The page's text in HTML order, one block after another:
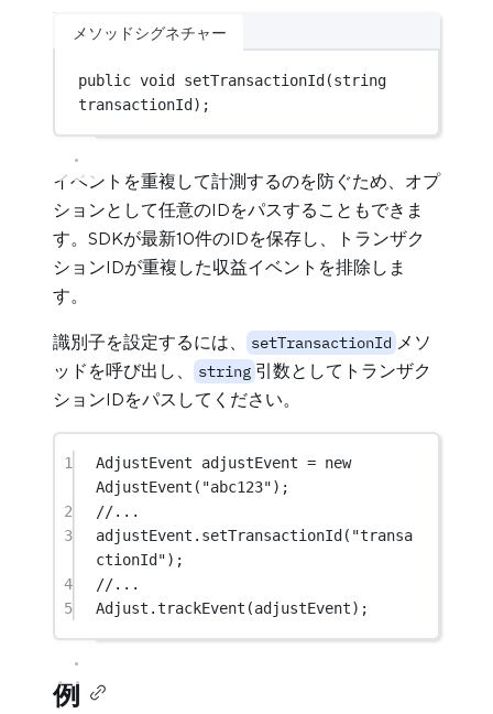
メソッドシグネチャー
public void setTransactionId (string
transactionId );
イベントを重複して計測するのを防ぐため、オプ
ションとして任意のIDをパスすることもできま
す。SDKが最新10件のIDを保存し、トランザク
ションIDが重複した収益イベントを排除しま
す。
識別子を設定するには、 setTransactionId メソ
ッドを呼び出し、
string 引数としてトランザク
ションIDをパスしてください。
1 AdjustEvent adjustEvent = new
AdjustEvent ( "abc123");
2
//...
3
adjustEvent. setTransactionId ( "transa
ctionId");
4
//...
5
Adjust.trackEvent (adjustEvent);
例